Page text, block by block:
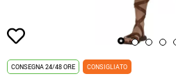
CONSEGNA 24/48 ORE CONSIGLIATO